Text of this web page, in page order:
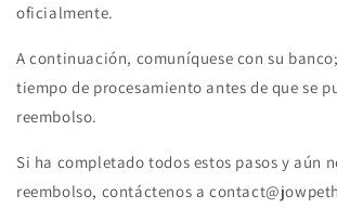
oficialmente.
A continuación, comuníquese con su
tiempo de procesamiento antes de que se
reembolso.
Si ha completado todos estos pasos y aún
reembolso, contáctenos a